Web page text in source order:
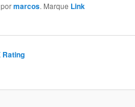
pormarcos. Marque Link